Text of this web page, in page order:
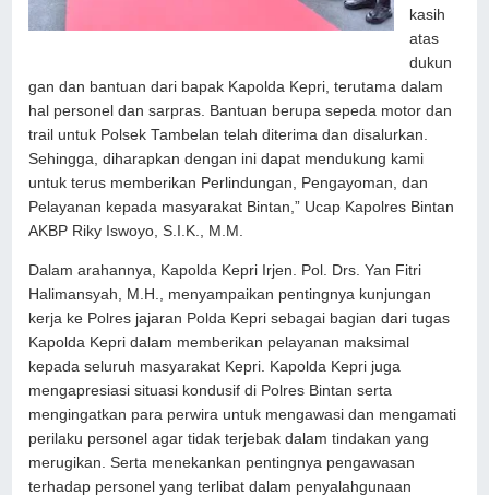
kasih
atas
dukun
gan dan bantuan dari bapak Kapolda Kepri, terutama dalam
hal personel dan sarpras. Bantuan berupa sepeda motor dan
trail untuk Polsek Tambelan telah diterima dan disalurkan.
Sehingga, diharapkan dengan ini dapat mendukung kami
untuk terus memberikan Perlindungan, Pengayoman, dan
Pelayanan kepada masyarakat Bintan,” Ucap Kapolres Bintan
AKBP Riky Iswoyo, S.I.K., M.M.
Dalam arahannya, Kapolda Kepri Irjen. Pol. Drs. Yan Fitri
Halimansyah, M.H., menyampaikan pentingnya kunjungan
kerja ke Polres jajaran Polda Kepri sebagai bagian dari tugas
Kapolda Kepri dalam memberikan pelayanan maksimal
kepada seluruh masyarakat Kepri. Kapolda Kepri juga
mengapresiasi situasi kondusif di Polres Bintan serta
mengingatkan para perwira untuk mengawasi dan mengamati
perilaku personel agar tidak terjebak dalam tindakan yang
merugikan. Serta menekankan pentingnya pengawasan
terhadap personel yang terlibat dalam penyalahgunaan